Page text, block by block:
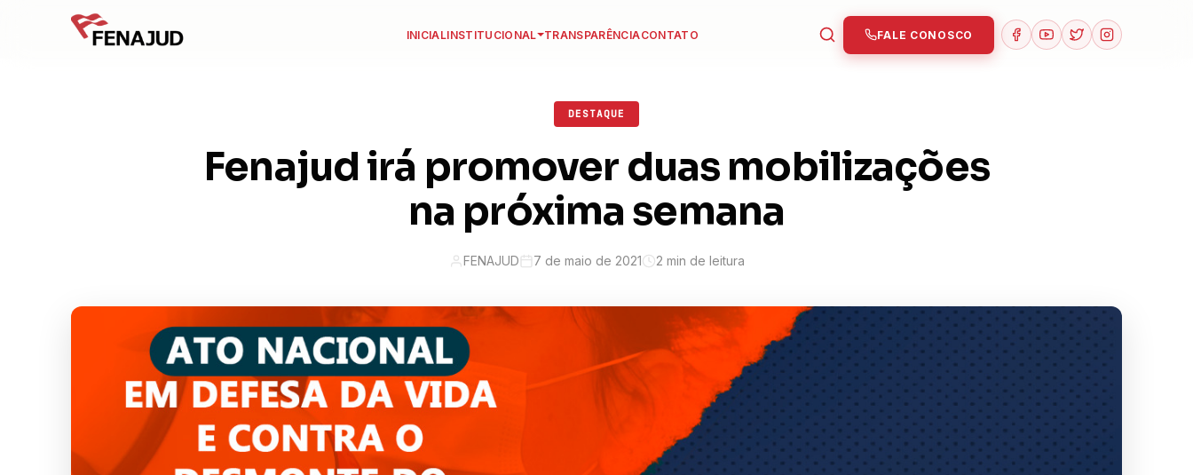
INICIALINSTITUCIONAL TRANSPARÊNCIACONTATO FALE CONOSCO
DESTAQUE
Fenajud irá promover duas mobilizações
na próxima semana
FENAJUD 7 de maio de 2021 2 min de leitura